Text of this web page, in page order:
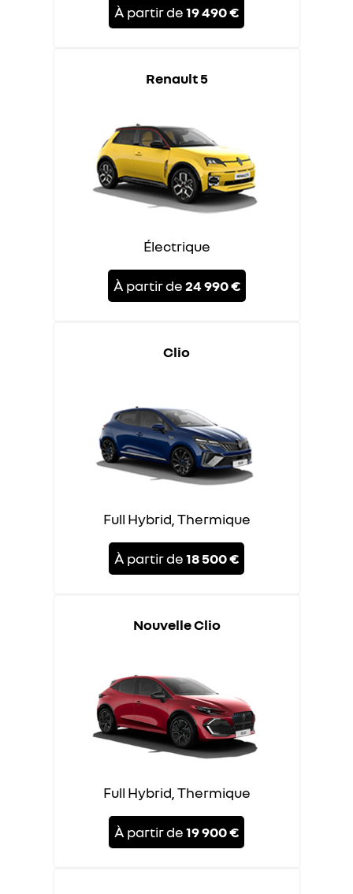
À partir de19 490 €
Renault 5
Électrique
À partir de24 990 €
Clio
Full Hybrid, Thermique
À partir de18 500 €
Nouvelle Clio
Full Hybrid, Thermique
À partir de19 900 €